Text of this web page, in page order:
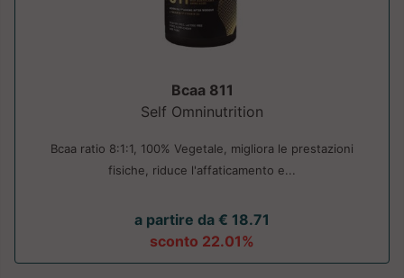
Bcaa 811
Self Omninutrition
Bcaa ratio 8:1:1, 100% Vegetale, migliora le prestazioni
fisiche, riduce l'affaticamento e...
a partire da € 18.71
sconto 22.01%